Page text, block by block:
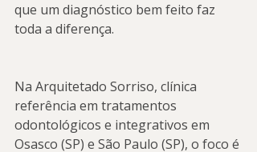
que um diagnóstico bem feito faz
toda a diferença.
Na Arquitetado Sorriso, clínica
referência em tratamentos
odontológicos e integrativos em
Osasco (SP) e São Paulo (SP), o foco é